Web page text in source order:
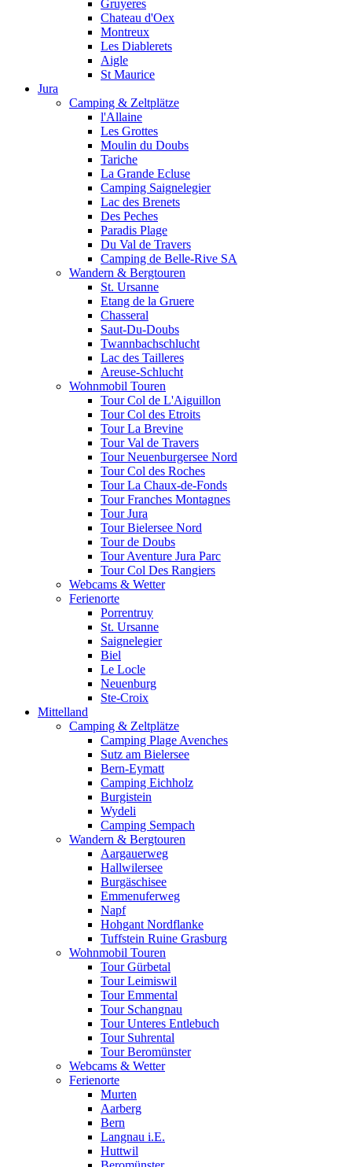
Gruyeres
Chateau d'Oex
Montreux
Les Diablerets
Aigle
St Maurice
Jura
Camping & Zeltplätze
l'Allaine
Les Grottes
Moulin du Doubs
Tariche
La Grande Ecluse
Camping Saignelegier
Lac des Brenets
Des Peches
Paradis Plage
Du Val de Travers
Camping de Belle-Rive SA
Wandern & Bergtouren
St. Ursanne
Etang de la Gruere
Chasseral
Saut-Du-Doubs
Twannbachschlucht
Lac des Tailleres
Areuse-Schlucht
Wohnmobil Touren
Tour Col de L'Aiguillon
Tour Col des Etroits
Tour La Brevine
Tour Val de Travers
Tour Neuenburgersee Nord
Tour Col des Roches
Tour La Chaux-de-Fonds
Tour Franches Montagnes
Tour Jura
Tour Bielersee Nord
Tour de Doubs
Tour Aventure Jura Parc
Tour Col Des Rangiers
Webcams & Wetter
Ferienorte
Porrentruy
St. Ursanne
Saignelegier
Biel
Le Locle
Neuenburg
Ste-Croix
Mittelland
Camping & Zeltplätze
Camping Plage Avenches
Sutz am Bielersee
Bern-Eymatt
Camping Eichholz
Burgistein
Wydeli
Camping Sempach
Wandern & Bergtouren
Aargauerweg
Hallwilersee
Burgäschisee
Emmenuferweg
Napf
Hohgant Nordflanke
Tuffstein Ruine Grasburg
Wohnmobil Touren
Tour Gürbetal
Tour Leimiswil
Tour Emmental
Tour Schangnau
Tour Unteres Entlebuch
Tour Suhrental
Tour Beromünster
Webcams & Wetter
Ferienorte
Murten
Aarberg
Bern
Langnau i.E.
Huttwil